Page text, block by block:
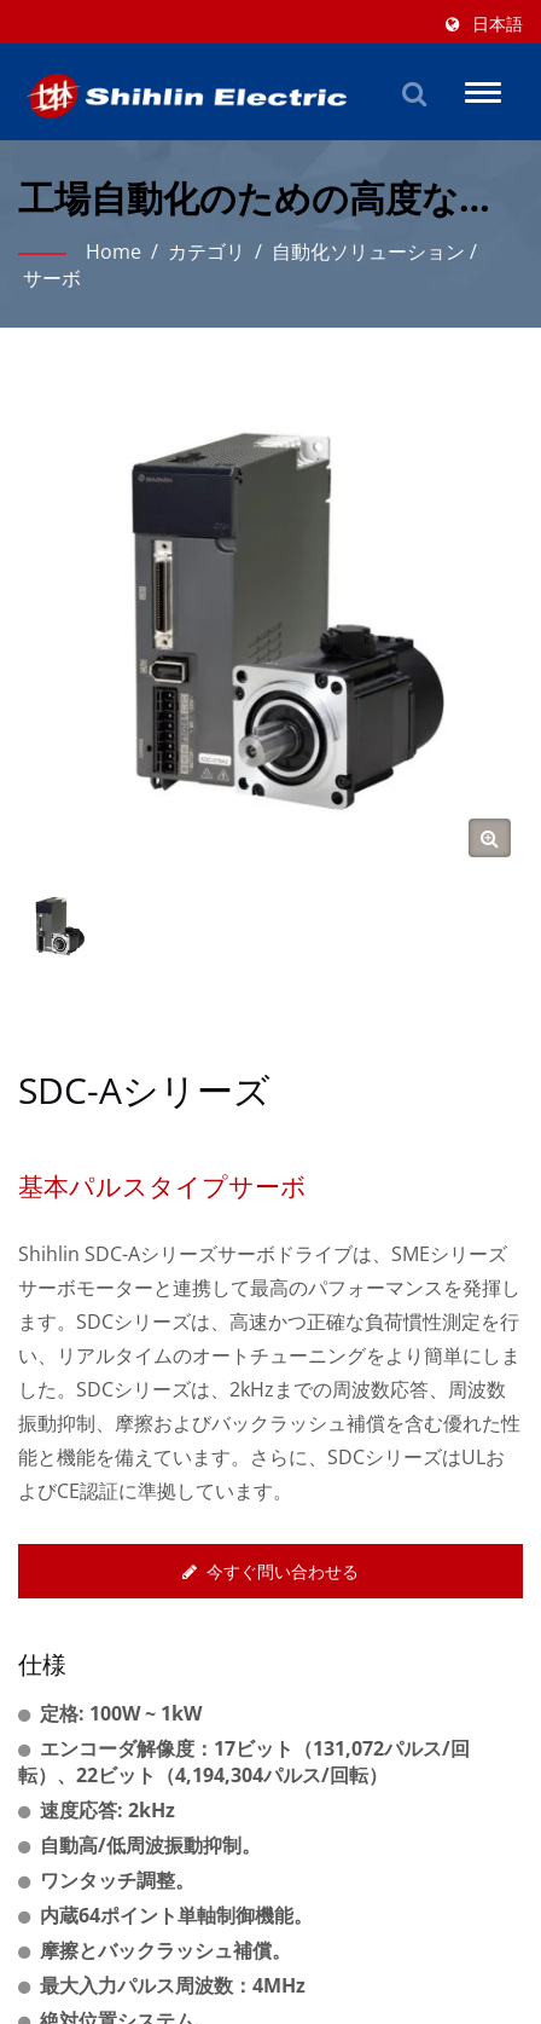
日本語
Toggle
工場自動化のための高度な精
密サーボドライブソリューシ
ョン
Home / カテゴリ / 自動化ソリューション /
サーボ
SDC-Aシリーズ
基本パルスタイプサーボ
Shihlin SDC-Aシリーズサーボドライブは、SMEシリーズ
サーボモーターと連携して最高のパフォーマンスを発揮し
ます。SDCシリーズは、高速かつ正確な負荷慣性測定を行
い、リアルタイムのオートチューニングをより簡単にしま
した。SDCシリーズは、2kHzまでの周波数応答、周波数
振動抑制、摩擦およびバックラッシュ補償を含む優れた性
能と機能を備えています。さらに、SDCシリーズはULお
よびCE認証に準拠しています。
今すぐ問い合わせる
仕様
定格: 100W ~ 1kW
エンコーダ解像度：17ビット（131,072パルス/回
転）、22ビット（4,194,304パルス/回転）
速度応答: 2kHz
自動高/低周波振動抑制。
ワンタッチ調整。
内蔵64ポイント単軸制御機能。
摩擦とバックラッシュ補償。
最大入力パルス周波数：4MHz